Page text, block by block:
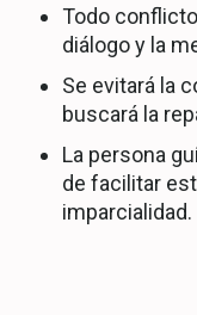
Todo
diálogo y la
Se evitará la
buscará la
La persona
de facilitar
imparcialidad.